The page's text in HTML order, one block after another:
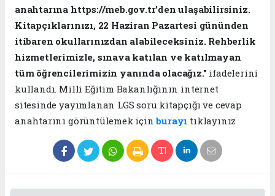
anahtarına https://meb.gov.tr'den ulaşabilirsiniz.
Kitapçıklarınızı, 22 Haziran Pazartesi gününden
itibaren okullarınızdan alabileceksiniz. Rehberlik
hizmetlerimizle, sınava katılan ve katılmayan
tüm öğrencilerimizin yanında olacağız."ifadelerini
kullandı. Milli Eğitim Bakanlığının internet
sitesinde yayımlanan LGS soru kitapçığı ve cevap
anahtarını görüntülemek içinburayı tıklayınız